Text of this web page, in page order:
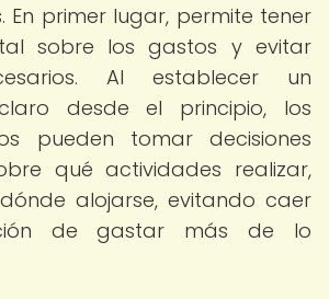
En primer lugar, permite tener
sobre los gastos y evitar
Al establecer un
desde el principio, los
pueden tomar decisiones
qué actividades realizar,
alojarse, evitando caer
de gastar más de lo